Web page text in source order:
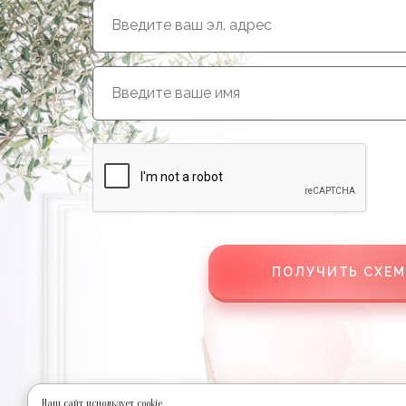
ПОЛУЧИТЬ
Наш сайт использует cookie